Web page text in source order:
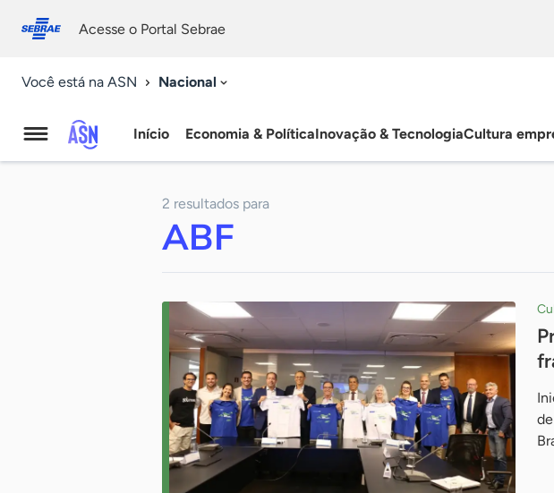
conosco
Acesse o Portal Sebrae
Você está na ASN Nacional
Agência
Notícias
Início Economia & PolíticaInovação & TecnologiaCultura
2 resultados para
ABF